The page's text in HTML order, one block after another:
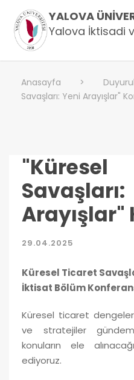
YALOVA
Yalova İktisadi
Anasayfa >
Savaşları: Yeni Arayışlar"
Arayışlar"
29.04.2025
Küresel Ticaret
İktisat Bölüm
Küresel ticaret
ve stratejiler
konuların ele
ediyoruz.